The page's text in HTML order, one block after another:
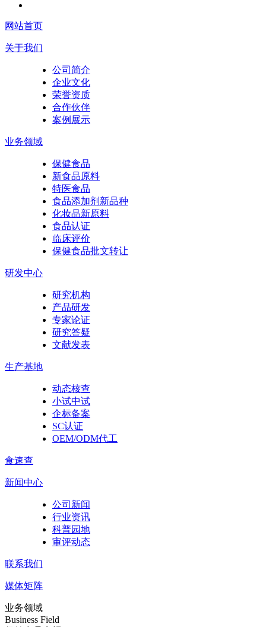
网站首页
关于我们
公司简介
企业文化
荣誉资质
合作伙伴
案例展示
业务领域
保健食品
新食品原料
特医食品
食品添加剂新品种
化妆品新原料
食品认证
临床评价
保健食品批文转让
研发中心
研究机构
产品研发
专家论证
研究答疑
文献发表
生产基地
动态核查
小试中试
企标备案
SC认证
OEM/ODM代工
食速查
新闻中心
公司新闻
行业资讯
科普园地
审评动态
联系我们
媒体矩阵
业务领域
Business Field